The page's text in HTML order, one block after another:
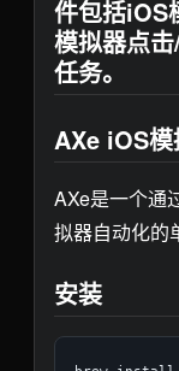
件包括iOS
模拟器点
任务。
AXe iOS
AXe是一个通
拟器自动化的
安装